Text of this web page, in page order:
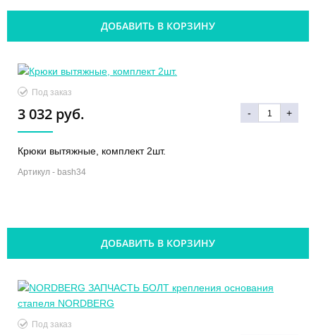
ДОБАВИТЬ В КОРЗИНУ
Под заказ
3 032 руб. - +
Крюки вытяжные, комплект 2шт.
Артикул - bash34
ДОБАВИТЬ В КОРЗИНУ
Под заказ